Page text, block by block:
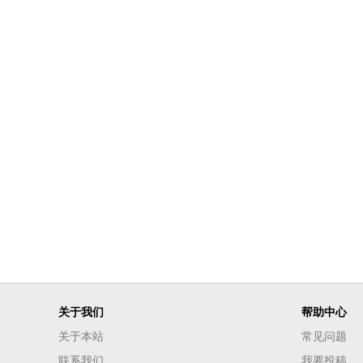
关于我们
关于本站
帮助中心
常见问题